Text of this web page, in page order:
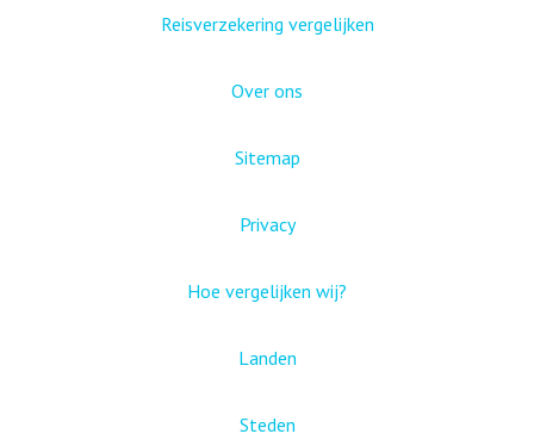
Reisverzekering vergelijken
Over ons
Sitemap
Privacy
Hoe vergelijken wij?
Landen
Steden